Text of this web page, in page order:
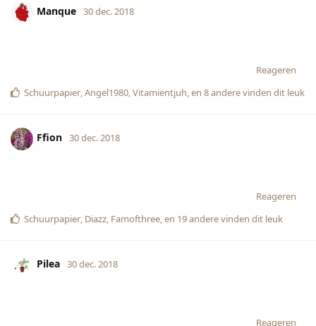
Manque 30 dec. 2018
Reageren
Schuurpapier Angel1980 Vitamientjuh , en 8anderevinden dit leuk
Ffion 30 dec. 2018
Reageren
Schuurpapier Diazz Famofthree , en 19anderevinden dit leuk
Pilea 30 dec. 2018
Reageren